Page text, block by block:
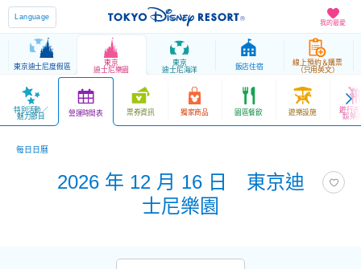
我的最愛
Language
東京迪士尼度假區
東京
迪士尼樂園
東京
迪士尼海洋
飯店住宿
線上預約＆購票
（只用英文）
特別活動／
魅力節目 營運時間表 票券資訊 獨家商品 園區餐飲 遊樂設施 遊行表
娛樂
每日日曆
2026 年 12 月 16 日 東京迪
士尼樂園